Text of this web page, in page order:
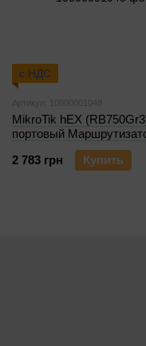
с НДС
Артикул: 10000001048
MikroTik hEX
портовый
2 783 грн
Купить